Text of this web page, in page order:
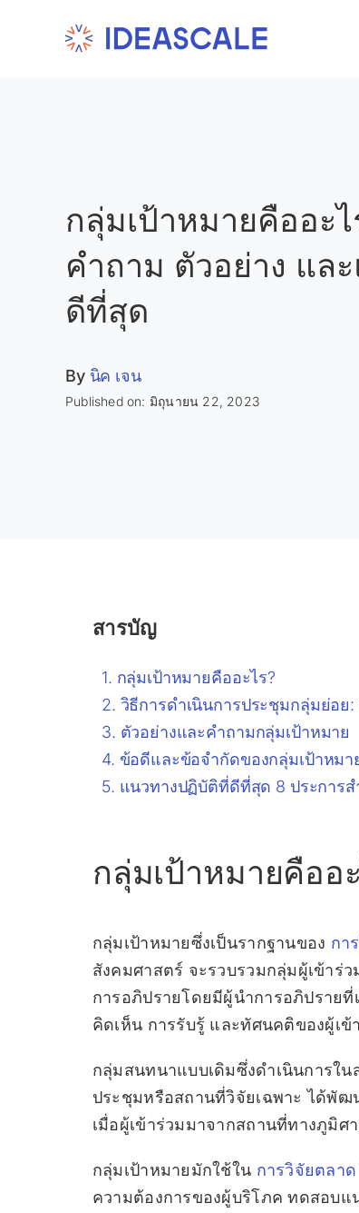
กลุ่มเป้าหมายคืออะ
คำถาม ตัวอย่าง แล
ดีที่สุด
By นิค เจน
Published on: มิถุนายน 22, 2023
สารบัญ
กลุ่มเป้าหมายคืออะไร?
วิธีการดำเนินการประชุมกลุ่มย่อ
ตัวอย่างและคำถามกลุ่มเป้าหมาย
ข้อดีและข้อจำกัดของกลุ่มเป้าหมา
แนวทางปฏิบัติที่ดีที่สุด 8 ประการ
กลุ่มเป้าหมายคืออ
กลุ่มเป้าหมายซึ่งเป็นรากฐานของ กา
สังคมศาสตร์ จะรวบรวมกลุ่มผู้เข้าร่
การอภิปรายโดยมีผู้นำการอภิปราย
คิดเห็น การรับรู้ และทัศนคติของผู้เข้
กลุ่มสนทนาแบบเดิมซึ่งดำเนินการใ
ประชุมหรือสถานที่วิจัยเฉพาะ ได้พัฒ
เมื่อผู้เข้าร่วมมาจากสถานที่ทางภูมิศ
กลุ่มเป้าหมายมักใช้ใน การวิจัยตลาด
ความต้องการของผู้บริโภค ทดสอบ